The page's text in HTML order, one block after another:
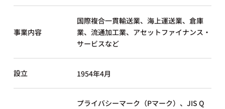
事業内容
国際複合一貫輸送業、海上運送業、倉庫
業、流通加工業、アセットファイナンス・
サービスなど
設立 1954年4月
プライバシーマーク（Pマーク）、JIS Q